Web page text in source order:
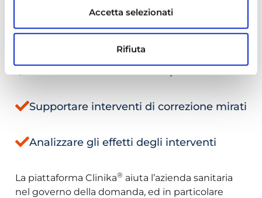
Accetta selezionati
Rifiuta
Definire obiettivi di compliance
Condurre audit e verifiche periodiche
Supportare interventi di correzione mirati
Analizzare gli effetti degli interventi
La piattaforma Clinika® aiuta l’azienda sanitaria
nel governo della domanda, ed in particolare